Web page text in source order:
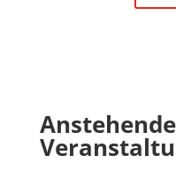
Anstehende